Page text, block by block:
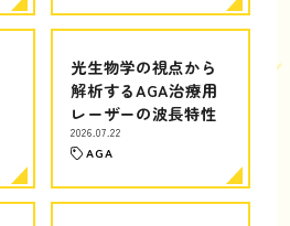
光生物学の視点から
解析するAGA治療用
レーザーの波長特性
2026.07.22
AGA